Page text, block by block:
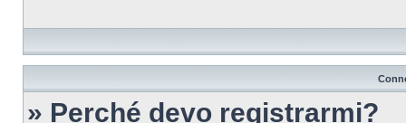
» Perché devo registrarmi?